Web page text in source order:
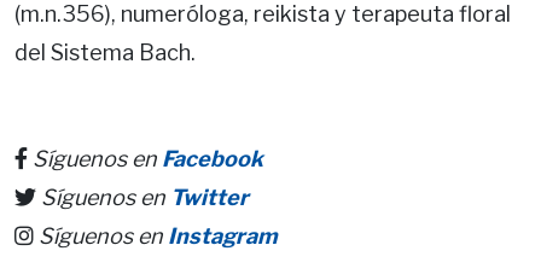
(m.n.356), numeróloga, reikista y terapeuta floral
del Sistema Bach.
Síguenos en Facebook
Síguenos en Twitter
Síguenos en Instagram